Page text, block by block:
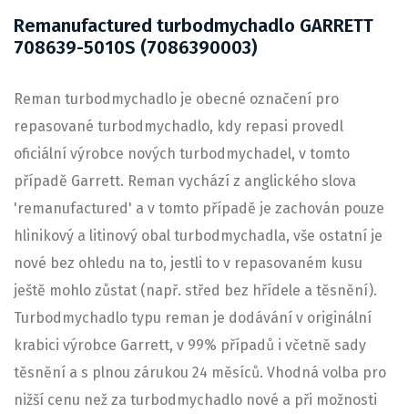
Remanufactured turbodmychadlo GARRETT
708639-5010S (7086390003)
Reman turbodmychadlo je obecné označení pro
repasované turbodmychadlo, kdy repasi provedl
oficiální výrobce nových turbodmychadel, v tomto
případě Garrett. Reman vychází z anglického slova
'remanufactured' a v tomto případě je zachován pouze
hlinikový a litinový obal turbodmychadla, vše ostatní je
nové bez ohledu na to, jestli to v repasovaném kusu
ještě mohlo zůstat (např. střed bez hřídele a těsnění).
Turbodmychadlo typu reman je dodávání v originální
krabici výrobce Garrett, v 99% případů i včetně sady
těsnění a s plnou zárukou 24 měsíců. Vhodná volba pro
nižší cenu než za turbodmychadlo nové a při možnosti